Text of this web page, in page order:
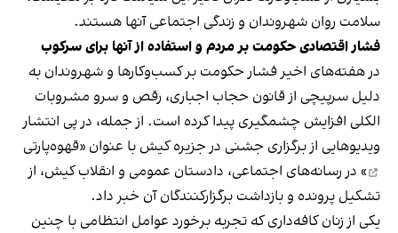
سلامت روان شهروندان و زندگی اجتماعی آنها هستند.
فشار اقتصادی حکومت بر مردم و استفاده از آنها برای سرکوب
در هفته‌های اخیر فشار حکومت بر کسب‌وکارها و شهروندان به
دلیل سرپیچی از قانون حجاب اجباری، رقص و سرو مشروبات
الکلی افزایش چشمگیری پیدا کرده است. از جمله، در پی انتشار
ویدیوهایی از برگزاری جشنی در جزیره کیش با عنوان «قهوه‌پارتی
» در رسانه‌های اجتماعی، دادستان عمومی و انقلاب کیش، از
تشکیل پرونده و بازداشت برگزارکنندگان آن خبر داد.
یکی از زنان کافه‌داری که تجربه برخورد عوامل انتظامی با چنین